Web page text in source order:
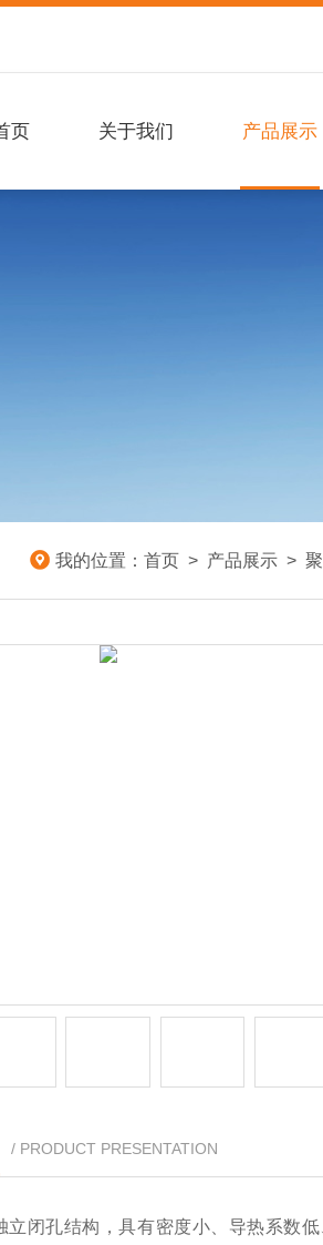
页 关于我们 产品展示
我的位置： 首页 > 产品展示 >
/ PRODUCT PRESENTATION
立闭孔结构，具有密度小、导热系数